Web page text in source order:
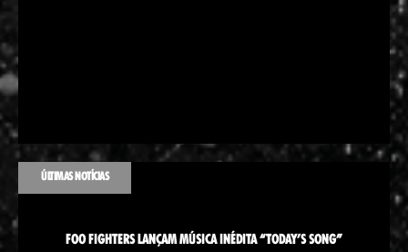
ÚLTIMAS NOTÍCIAS
FOO FIGHTERS LANÇAM MÚSICA INÉDITA “TODAY’S SONG”